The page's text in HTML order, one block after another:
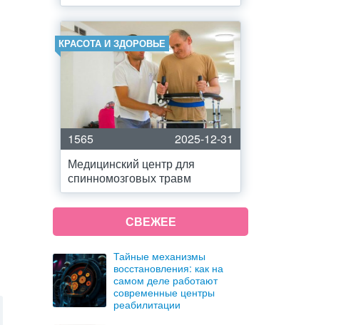
КРАСОТА И ЗДОРОВЬЕ
1565
2025-12-31
Медицинский центр для
спинномозговых травм
СВЕЖЕЕ
Тайные механизмы
восстановления: как на
самом деле работают
современные центры
реабилитации